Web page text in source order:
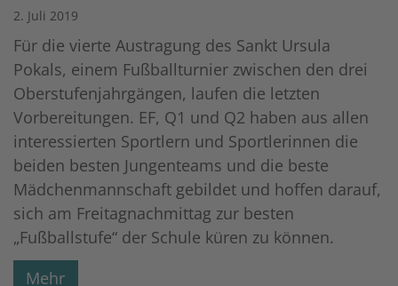
2. Juli 2019
Für die vierte Austragung des Sankt Ursula
Pokals, einem Fußballturnier zwischen den drei
Oberstufenjahrgängen, laufen die letzten
Vorbereitungen. EF, Q1 und Q2 haben aus allen
interessierten Sportlern und Sportlerinnen die
beiden besten Jungenteams und die beste
Mädchenmannschaft gebildet und hoffen darauf,
sich am Freitagnachmittag zur besten
„Fußballstufe“ der Schule küren zu können.
Mehr